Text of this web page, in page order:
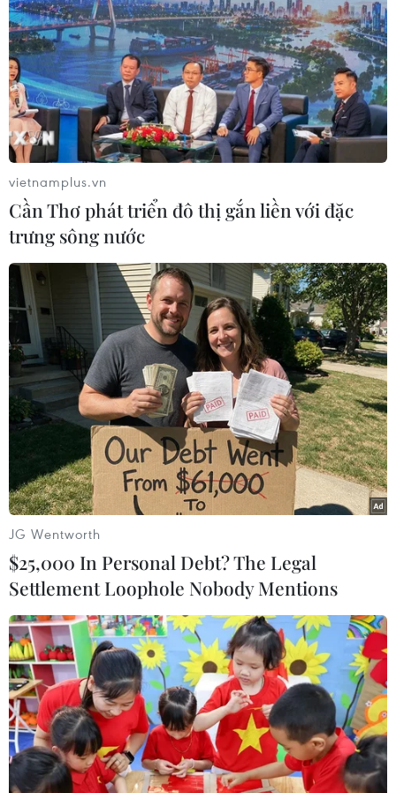
Sau tên đường 'lạ" Ngô Minh Dương, Hà
Nội phát hiện thêm đường Hyundai
01/08/2019 10:26
Ông Phạm Đức Hòa, Trưởng phòng Văn hóa và Thông
tin quận Hà Đông cho biết, đây là đoạn đường dài 200
mét, rộng 4 mét đi vào Khu đô thị Hyundai Hillstate tại
phường Hà Cầu.
Lãnh đạo Hà Nội trả lời về kết quả xác
vietnamplus.vn
Cần Thơ phát triển đô thị gắn liền với đặc
trưng sông nước
JG Wentworth
$25,000 In Personal Debt? The Legal
Settlement Loophole Nobody Mentions